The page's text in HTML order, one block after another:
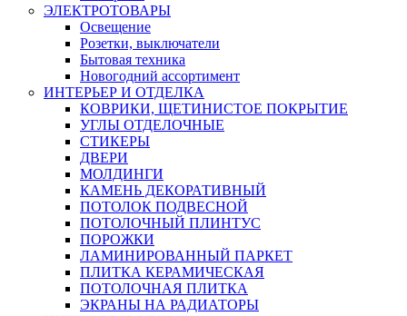
ЭЛЕКТРОТОВАРЫ
Освещение
Розетки, выключатели
Бытовая техника
Новогодний ассортимент
ИНТЕРЬЕР И ОТДЕЛКА
КОВРИКИ, ЩЕТИНИСТОЕ ПОКРЫТИЕ
УГЛЫ ОТДЕЛОЧНЫЕ
СТИКЕРЫ
ДВЕРИ
МОЛДИНГИ
КАМЕНЬ ДЕКОРАТИВНЫЙ
ПОТОЛОК ПОДВЕСНОЙ
ПОТОЛОЧНЫЙ ПЛИНТУС
ПОРОЖКИ
ЛАМИНИРОВАННЫЙ ПАРКЕТ
ПЛИТКА КЕРАМИЧЕСКАЯ
ПОТОЛОЧНАЯ ПЛИТКА
ЭКРАНЫ НА РАДИАТОРЫ